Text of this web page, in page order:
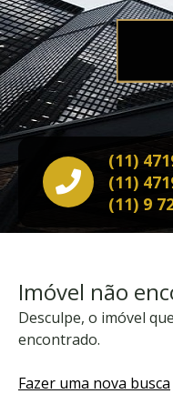
(11)
(11)
(11) 9
Imóvel não
Desculpe, o imóvel
encontrado.
Fazer uma nova busca